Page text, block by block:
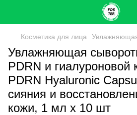
Косметика для лица Увлажняющая
Увлажняющая
PDRN и гиалуроновой
PDRN Hyaluronic
сияния и
кожи, 1 мл х 10 шт